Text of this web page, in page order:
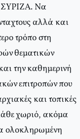
ΣΥΡΙΖΑ. Να
αλλά και
τρόπο στη
θεματικών
την καθημερινή
επιτροπών που
και τοπικές
χωριό, ακόμα
ολοκληρωμένη